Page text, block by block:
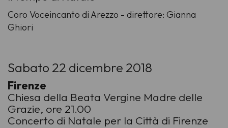
Coro Voceincanto di Arezzo - direttore: Gianna
Ghiori
Sabato 22 dicembre 2018
Firenze
Chiesa della Beata Vergine Madre delle
Grazie, ore 21.00
Concerto di Natale per la Città di Firenze